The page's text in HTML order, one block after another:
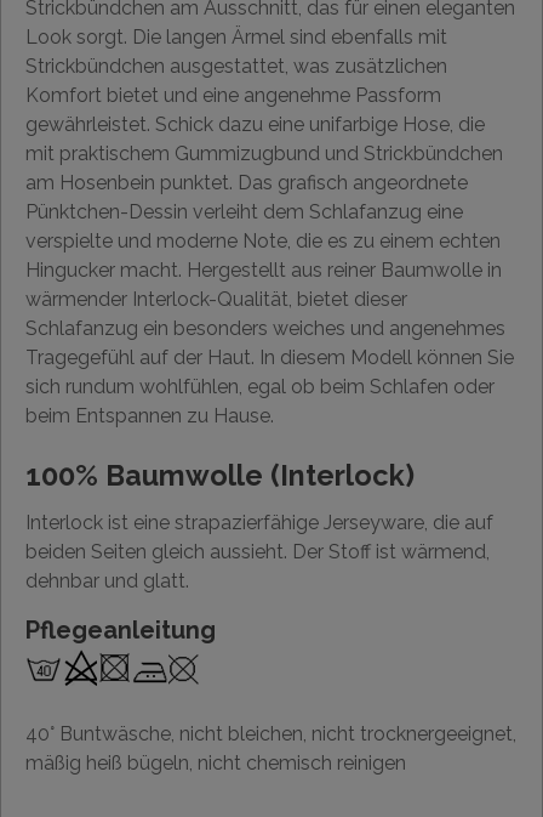
Strickbündchen am Ausschnitt, das für einen eleganten
Look sorgt. Die langen Ärmel sind ebenfalls mit
Strickbündchen ausgestattet, was zusätzlichen
Komfort bietet und eine angenehme Passform
gewährleistet. Schick dazu eine unifarbige Hose, die
mit praktischem Gummizugbund und Strickbündchen
am Hosenbein punktet. Das grafisch angeordnete
Pünktchen-Dessin verleiht dem Schlafanzug eine
verspielte und moderne Note, die es zu einem echten
Hingucker macht. Hergestellt aus reiner Baumwolle in
wärmender Interlock-Qualität, bietet dieser
Schlafanzug ein besonders weiches und angenehmes
Tragegefühl auf der Haut. In diesem Modell können Sie
sich rundum wohlfühlen, egal ob beim Schlafen oder
beim Entspannen zu Hause.
100% Baumwolle (Interlock)
Interlock ist eine strapazierfähige Jerseyware, die auf
beiden Seiten gleich aussieht. Der Stoff ist wärmend,
dehnbar und glatt.
Pflegeanleitung
40° Buntwäsche, nicht bleichen, nicht trocknergeeignet,
mäßig heiß bügeln, nicht chemisch reinigen